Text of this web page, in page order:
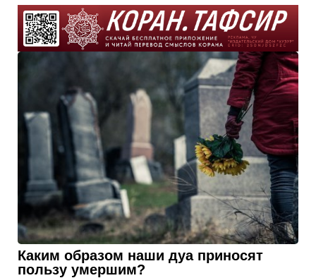
Каким образом наши дуа приносят
пользу умершим?